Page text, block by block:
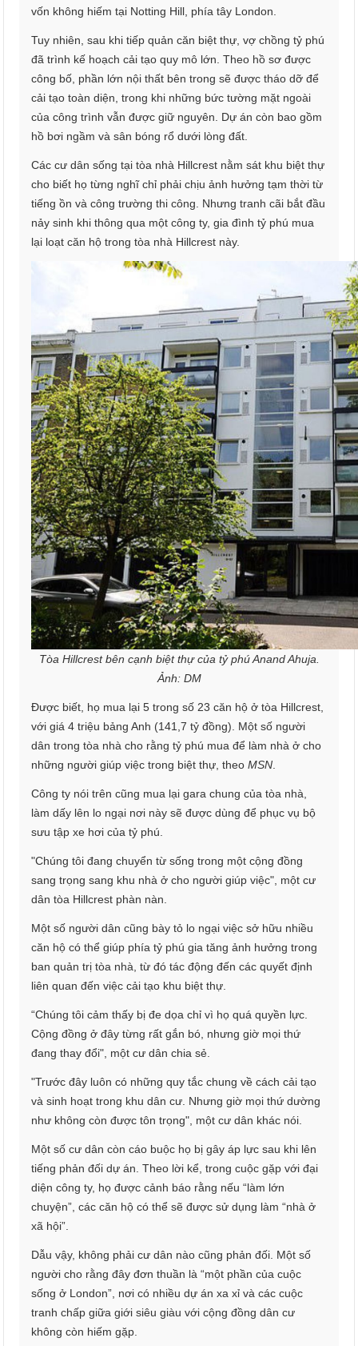
vốn không hiếm tại Notting Hill, phía tây London.
Tuy nhiên, sau khi tiếp quản căn biệt thự, vợ chồng tỷ phú
đã trình kế hoạch cải tạo quy mô lớn. Theo hồ sơ được
công bố, phần lớn nội thất bên trong sẽ được tháo dỡ để
cải tạo toàn diện, trong khi những bức tường mặt ngoài
của công trình vẫn được giữ nguyên. Dự án còn bao gồm
hồ bơi ngầm và sân bóng rổ dưới lòng đất.
Các cư dân sống tại tòa nhà Hillcrest nằm sát khu biệt thự
cho biết họ từng nghĩ chỉ phải chịu ảnh hưởng tạm thời từ
tiếng ồn và công trường thi công. Nhưng tranh cãi bắt đầu
nảy sinh khi thông qua một công ty, gia đình tỷ phú mua
lại loạt căn hộ trong tòa nhà Hillcrest này.
Tòa Hillcrest bên cạnh biệt thự của tỷ phú Anand Ahuja.
Ảnh: DM
Được biết, họ mua lại 5 trong số 23 căn hộ ở tòa Hillcrest,
với giá 4 triệu bảng Anh (141,7 tỷ đồng). Một số người
dân trong tòa nhà cho rằng tỷ phú mua để làm nhà ở cho
những người giúp việc trong biệt thự, theoMSN
Công ty nói trên cũng mua lại gara chung của tòa nhà,
làm dấy lên lo ngại nơi này sẽ được dùng để phục vụ bộ
sưu tập xe hơi của tỷ phú.
"Chúng tôi đang chuyển từ sống trong một cộng đồng
sang trọng sang khu nhà ở cho người giúp việc", một cư
dân tòa Hillcrest phàn nàn.
Một số người dân cũng bày tỏ lo ngại việc sở hữu nhiều
căn hộ có thể giúp phía tỷ phú gia tăng ảnh hưởng trong
ban quản trị tòa nhà, từ đó tác động đến các quyết định
liên quan đến việc cải tạo khu biệt thự.
“Chúng tôi cảm thấy bị đe dọa chỉ vì họ quá quyền lực.
Cộng đồng ở đây từng rất gắn bó, nhưng giờ mọi thứ
đang thay đổi", một cư dân chia sẻ.
"Trước đây luôn có những quy tắc chung về cách cải tạo
và sinh hoạt trong khu dân cư. Nhưng giờ mọi thứ dường
như không còn được tôn trọng", một cư dân khác nói.
Một số cư dân còn cáo buộc họ bị gây áp lực sau khi lên
tiếng phản đối dự án. Theo lời kể, trong cuộc gặp với đại
diện công ty, họ được cảnh báo rằng nếu “làm lớn
chuyện”, các căn hộ có thể sẽ được sử dụng làm “nhà ở
xã hội”.
Dẫu vậy, không phải cư dân nào cũng phản đối. Một số
người cho rằng đây đơn thuần là “một phần của cuộc
sống ở London”, nơi có nhiều dự án xa xỉ và các cuộc
tranh chấp giữa giới siêu giàu với cộng đồng dân cư
không còn hiếm gặp.